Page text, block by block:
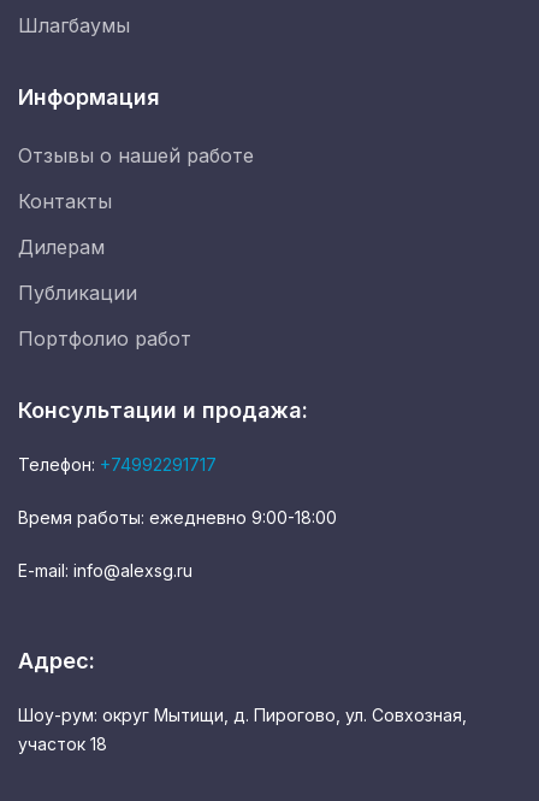
Шлагбаумы
Информация
Отзывы о нашей работе
Контакты
Дилерам
Публикации
Портфолио работ
Консультации и продажа:
Телефон: +74992291717
Время работы: ежедневно 9:00-18:00
E-mail: info@alexsg.ru
Адрес:
Шоу-рум: округ Мытищи, д. Пирогово, ул. Совхозная,
участок 18